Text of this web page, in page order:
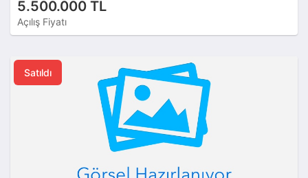
5.500.000 TL
Açılış Fiyatı
Satıldı